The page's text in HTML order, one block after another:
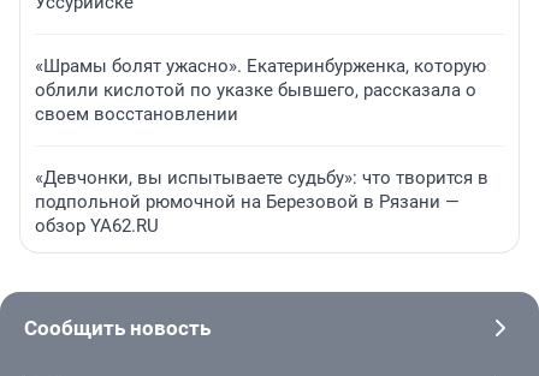
«Шрамы болят ужасно». Екатеринбурженка, которую
облили кислотой по указке бывшего, рассказала о
своем восстановлении
«Девчонки, вы испытываете судьбу»: что творится в
подпольной рюмочной на Березовой в Рязани —
обзор YA62.RU
Сообщить новость